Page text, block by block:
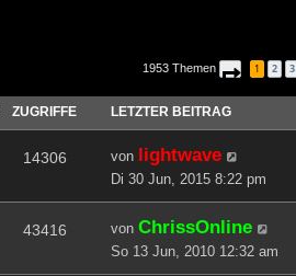
1953 Themen Seite von
1 2 3
ZUGRIFFE LETZTER BEITRAG
14306 von lightwave
Di 30 Jun, 2015 8:22 pm
43416 von ChrissOnline
So 13 Jun, 2010 12:32 am